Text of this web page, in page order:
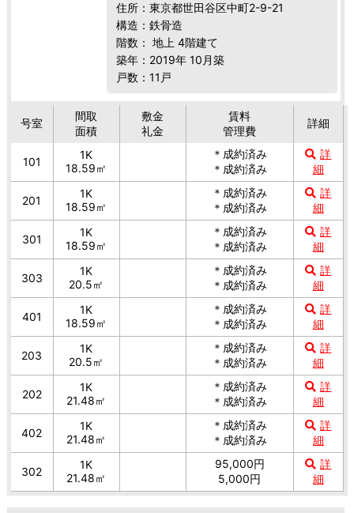
住所：東京都世田谷区中町2-9-21
構造：鉄骨造
階数： 地上 4階建て
築年：2019年 10月築
戸数：11戸
号室
間取
面積
敷金
礼金
賃料
管理費
詳細
101
1K
18.59㎡
＊成約済み
＊成約済み
詳
細
201
1K
18.59㎡
＊成約済み
＊成約済み
詳
細
301
1K
18.59㎡
＊成約済み
＊成約済み
詳
細
303
1K
20.5㎡
＊成約済み
＊成約済み
詳
細
401
1K
18.59㎡
＊成約済み
＊成約済み
詳
細
203
1K
20.5㎡
＊成約済み
＊成約済み
詳
細
202
1K
21.48㎡
＊成約済み
＊成約済み
詳
細
402
1K
21.48㎡
＊成約済み
＊成約済み
詳
細
302
1K
21.48㎡
95,000円
5,000円
詳
細